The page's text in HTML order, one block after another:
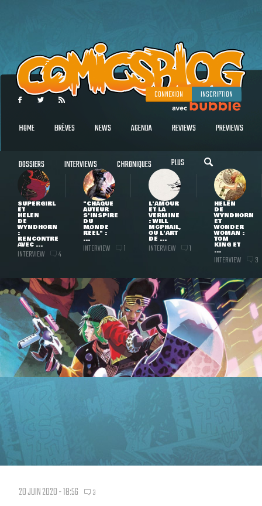
CONNEXION INSCRIPTION
HOME BRÈVES NEWS AGENDA REVIEWS PREVIEWS
DOSSIERS INTERVIEWS CHRONIQUES PLUS
SUPERGIRL
ET
HELEN
DE
WYNDHORN
:
RENCONTRE
AVEC ...
INTERVIEW 4
"CHAQUE
AUTEUR
S'INSPIRE
DU
MONDE
RÉEL" :
...
INTERVIEW 1
L'AMOUR
ET LA
VERMINE
: WILL
MCPHAIL,
OU L'ART
DE ...
INTERVIEW 1
HELEN
DE
WYNDHORN
ET
WONDER
WOMAN :
TOM
KING ET
...
INTERVIEW 3
20 JUIN 2020 - 18:56 3